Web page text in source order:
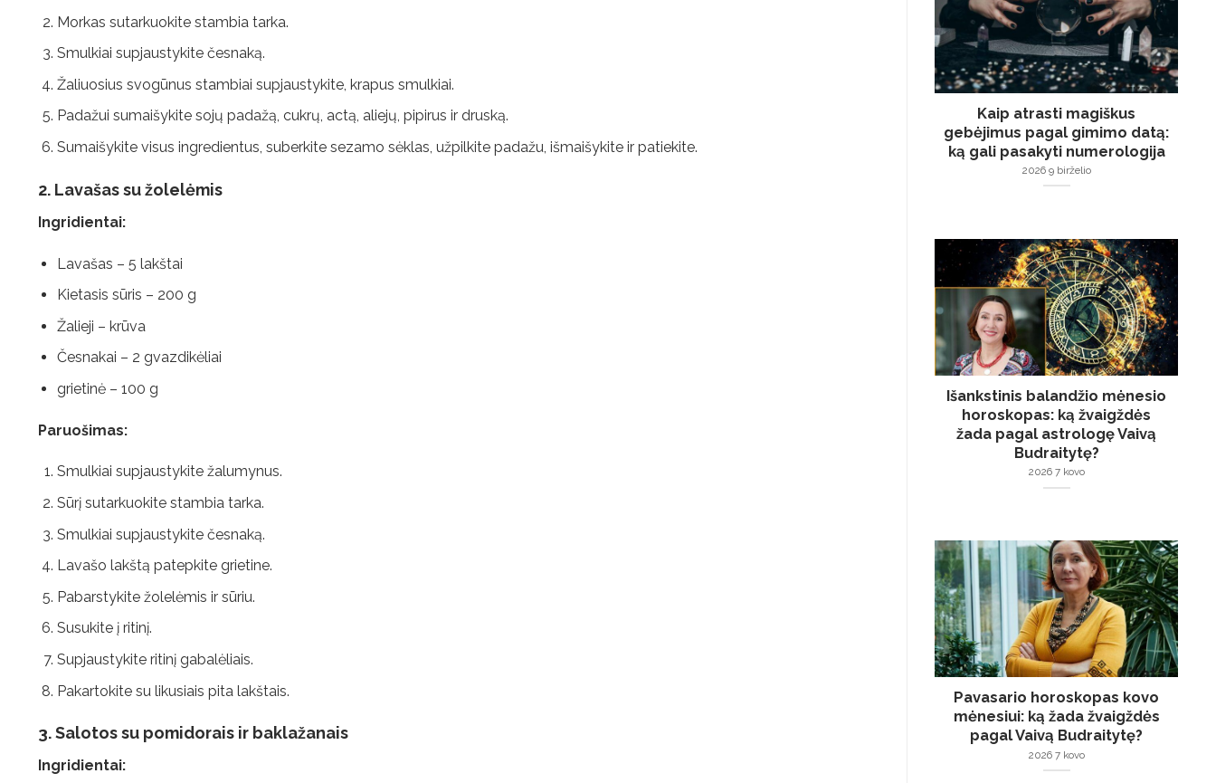
Morkas sutarkuokite stambia tarka.
Smulkiai supjaustykite česnaką.
Žaliuosius svogūnus stambiai supjaustykite, krapus smulkiai.
Padažui sumaišykite sojų padažą, cukrų, actą, aliejų, pipirus ir druską.
Sumaišykite visus ingredientus, suberkite sezamo sėklas, užpilkite padažu, išmaišykite ir patiekite.
2. Lavašas su žolelėmis
Ingridientai:
Lavašas – 5 lakštai
Kietasis sūris – 200 g
Žalieji – krūva
Česnakai – 2 gvazdikėliai
grietinė – 100 g
Paruošimas:
Smulkiai supjaustykite žalumynus.
Sūrį sutarkuokite stambia tarka.
Smulkiai supjaustykite česnaką.
Lavašo lakštą patepkite grietine.
Pabarstykite žolelėmis ir sūriu.
Susukite į ritinį.
Supjaustykite ritinį gabalėliais.
Pakartokite su likusiais pita lakštais.
3. Salotos su pomidorais ir baklažanais
Ingridientai:
Kaip atrasti magiškus
gebėjimus pagal gimimo datą:
ką gali pasakyti numerologija
2026 9 birželio
Išankstinis balandžio mėnesio
horoskopas: ką žvaigždės
žada pagal astrologę Vaivą
Budraitytę?
2026 7 kovo
Pavasario horoskopas kovo
mėnesiui: ką žada žvaigždės
pagal Vaivą Budraitytę?
2026 7 kovo